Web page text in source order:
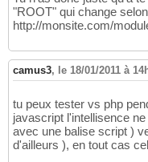
"ROOT" qui change
http://monsite.com/
camus3, le 18/01/2011 à
tu peux tester vs php
javascript l'intellisence
avec une balise script )
d'ailleurs ), en tout cas